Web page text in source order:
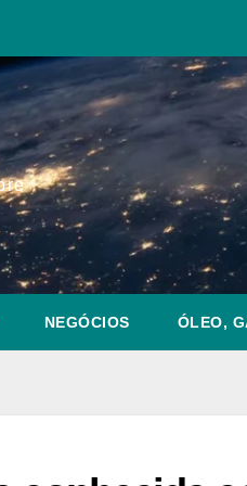
NEGÓCIOS ÓLEO,